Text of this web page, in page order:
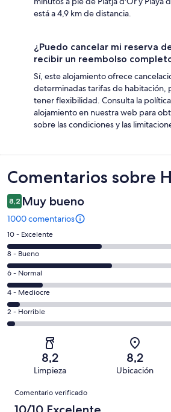
está a 4,9 km de distancia.
¿Puedo cancelar mi reserva
recibir un reembolso
Sí, este alojamiento ofrece
determinadas tarifas de habitación,
tener flexibilidad. Consulta la
alojamiento en nuestra web para
sobre las condiciones y las
Comentarios
Comentarios sobre
8,2 Muy bueno
1000 comentarios
369
comentarios
de
un
total
de
1000
con
puntuación
10 - Excelente
412
comentarios
de
un
total
de
puntuación
8 - Bueno
136
comentarios
de
un
total
puntuación
6 - Normal
52
comentarios
de
una
puntuación
4 - Mediocre
31
comentarios
1000
2 - Horrible
8,2
Limpieza
8,2
Ubicación
Comentarios
Comentario verificado